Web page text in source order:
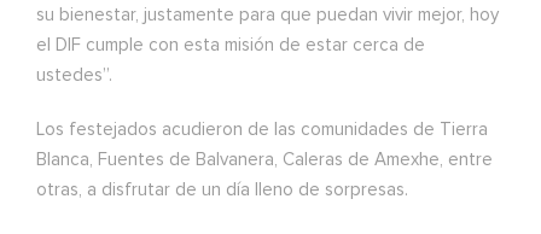
su bienestar, justamente para que puedan vivir mejor, hoy
el DIF cumple con esta misión de estar cerca de
ustedes”.
Los festejados acudieron de las comunidades de Tierra
Blanca, Fuentes de Balvanera, Caleras de Amexhe, entre
otras, a disfrutar de un día lleno de sorpresas.